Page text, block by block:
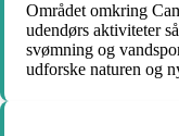
Området omkring
udendørs aktiviteter
svømning og
udforske naturen og